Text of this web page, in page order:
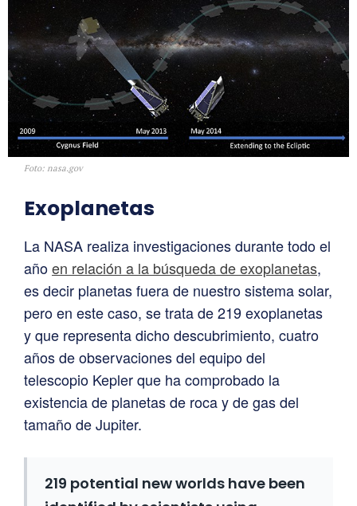
Foto: nasa.gov
Exoplanetas
La NASA realiza investigaciones durante todo el
añoen relación a la búsqueda de exoplanetas,
es decir planetas fuera de nuestro sistema solar,
pero en este caso, se trata de 219 exoplanetas
y que representa dicho descubrimiento, cuatro
años de observaciones del equipo del
telescopio Kepler que ha comprobado la
existencia de planetas de roca y de gas del
tamaño de Jupiter.
219 potential new worlds have been